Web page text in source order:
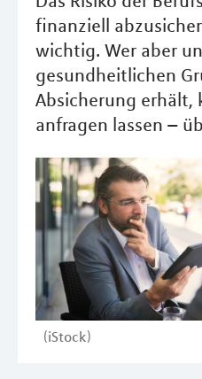
finanziell
wichtig. Wer aber
gesundheitlichen
Absicherung erhält,
anfragen lassen –
(iStock)